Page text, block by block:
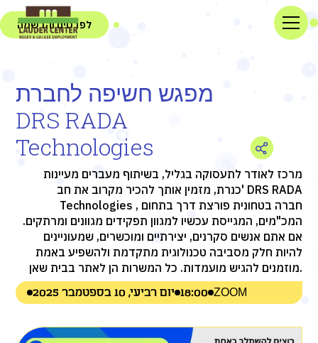
לפרטים והרשמה
מפגש חשיפה לחברת
DRS RADA
Technologies
מרכז לאודר לתעסוקה בגליל, בשיתוף מעברים מעיינות
כנרת, מזמין אותך להכיר מקרוב את חב' DRS RADA
Technologies , חברה בטחונית פורצת דרך בתחום
המכ"מים, המגייסת עכשיו למגוון תפקידים מגוונים ומרתקים.
אם אתם אנשים סקרנים, יצירתיים ומוכשרים, שמעוניינים
להיות חלק מסביבה טכנולוגית מתקדמת ולהשפיע באמת
מוזמנים להגיש מועמדות. כל המשרות הן לאתר בבית שאן.
יום רביעי, 10 בספטמבר 2025 18:00 ZOOM